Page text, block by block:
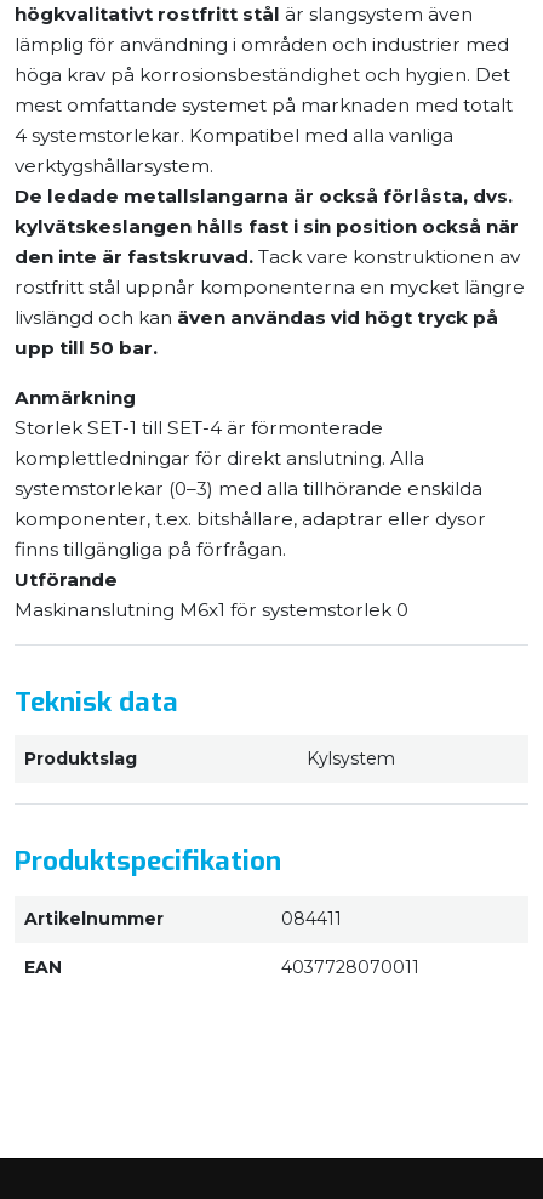
högkvalitativt rostfritt stål är slangsystem även
lämplig för användning i områden och industrier med
höga krav på korrosionsbeständighet och hygien. Det
mest omfattande systemet på marknaden med totalt
4 systemstorlekar. Kompatibel med alla vanliga
verktygshållarsystem.
De ledade metallslangarna är också förlåsta, dvs.
kylvätskeslangen hålls fast i sin position också när
den inte är fastskruvad. Tack vare konstruktionen av
rostfritt stål uppnår komponenterna en mycket längre
livslängd och kan även användas vid högt tryck på
upp till 50 bar.
Anmärkning
Storlek SET-1 till SET-4 är förmonterade
komplettledningar för direkt anslutning. Alla
systemstorlekar (0–3) med alla tillhörande enskilda
komponenter, t.ex. bitshållare, adaptrar eller dysor
finns tillgängliga på förfrågan.
Utförande
Maskinanslutning M6x1 för systemstorlek 0
Teknisk data
Produktslag Kylsystem
Produktspecifikation
Artikelnummer 084411
EAN 4037728070011